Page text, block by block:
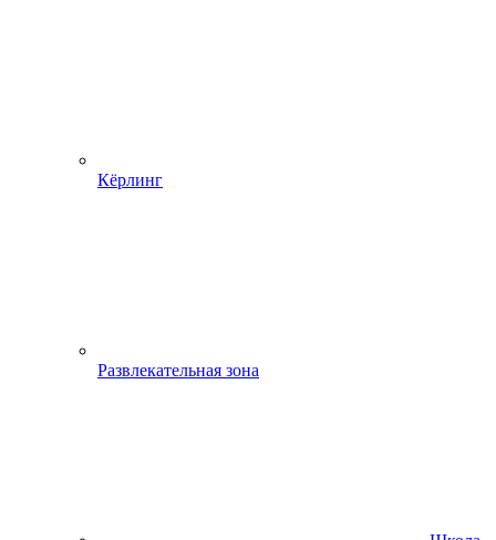
Кёрлинг
Развлекательная зона